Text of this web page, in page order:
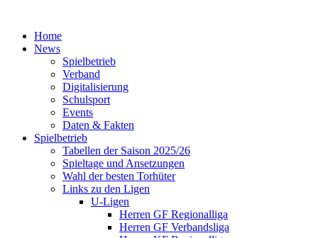
Home
News
Spielbetrieb
Verband
Digitalisierung
Schulsport
Events
Daten & Fakten
Spielbetrieb
Tabellen der Saison 2025/26
Spieltage und Ansetzungen
Wahl der besten Torhüter
Links zu den Ligen
U-Ligen
Herren GF Regionalliga
Herren GF Verbandsliga